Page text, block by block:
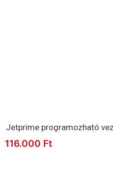
Jetprime programozható
116.000 Ft